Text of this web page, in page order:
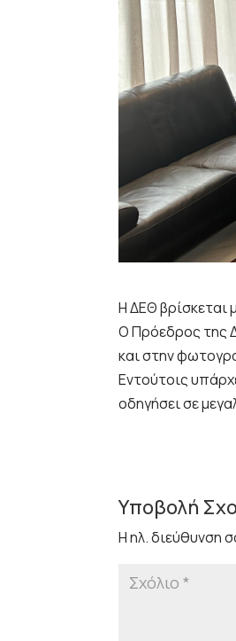
Η ΔΕΘ βρίσκεται
Ο Πρόεδρος της
και στην
Εντούτοις
οδηγήσει σε
Υποβολή
Η ηλ. διεύθυνση